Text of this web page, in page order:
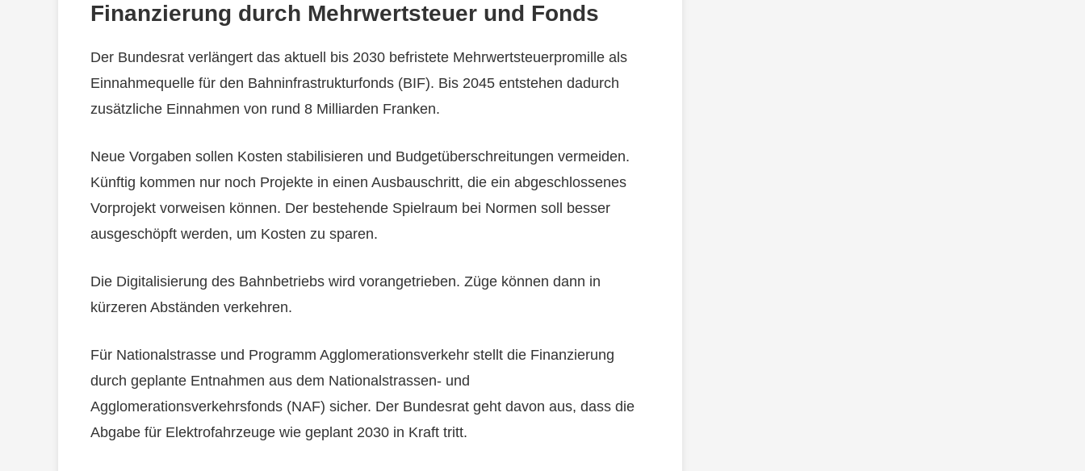
Finanzierung durch Mehrwertsteuer und Fonds
Der Bundesrat verlängert das aktuell bis 2030 befristete Mehrwertsteuerpromille als
Einnahmequelle für den Bahninfrastrukturfonds (BIF). Bis 2045 entstehen dadurch
zusätzliche Einnahmen von rund 8 Milliarden Franken.
Neue Vorgaben sollen Kosten stabilisieren und Budgetüberschreitungen vermeiden.
Künftig kommen nur noch Projekte in einen Ausbauschritt, die ein abgeschlossenes
Vorprojekt vorweisen können. Der bestehende Spielraum bei Normen soll besser
ausgeschöpft werden, um Kosten zu sparen.
Die Digitalisierung des Bahnbetriebs wird vorangetrieben. Züge können dann in
kürzeren Abständen verkehren.
Für Nationalstrasse und Programm Agglomerationsverkehr stellt die Finanzierung
durch geplante Entnahmen aus dem Nationalstrassen- und
Agglomerationsverkehrsfonds (NAF) sicher. Der Bundesrat geht davon aus, dass die
Abgabe für Elektrofahrzeuge wie geplant 2030 in Kraft tritt.